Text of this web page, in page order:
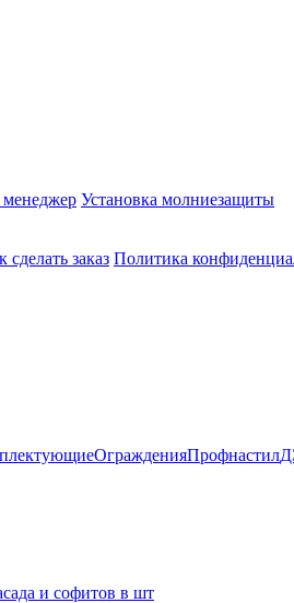
Установка молниезащиты
сделать заказ Политика
ОгражденияПрофнастил
и софитов в шт